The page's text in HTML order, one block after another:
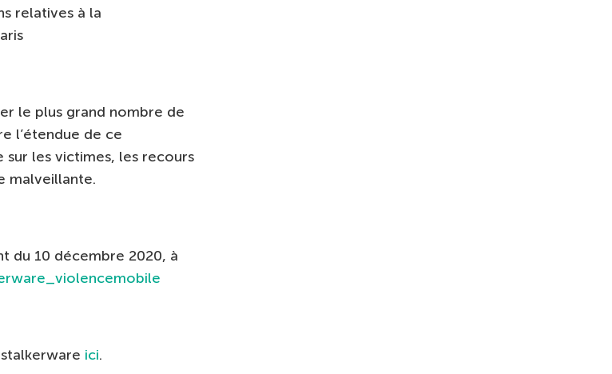
relatives à la
le plus grand nombre de
l’étendue de ce
sur les victimes, les recours
malveillante.
du 10 décembre 2020, à
ici.